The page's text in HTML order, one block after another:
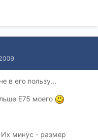
в его пользу...
Е75 моего
Их минус - размер